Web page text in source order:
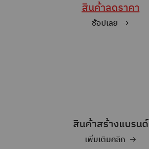
ช้อปเลยสินค้าลดราคา
ช้อปเลย
สินค้าสร้างแบรนด์
เพิ่มเติมคลิก